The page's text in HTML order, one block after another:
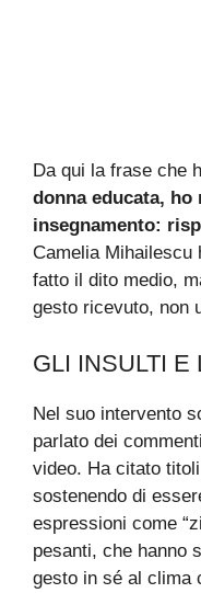
Da qui la frase che
donna educata, ho
insegnamento:
Camelia Mihailescu
fatto il dito medio,
gesto ricevuto, non
GLI INSULTI E
Nel suo intervento
parlato dei
video. Ha citato
sostenendo di
espressioni come
pesanti, che hanno
gesto in sé al clima